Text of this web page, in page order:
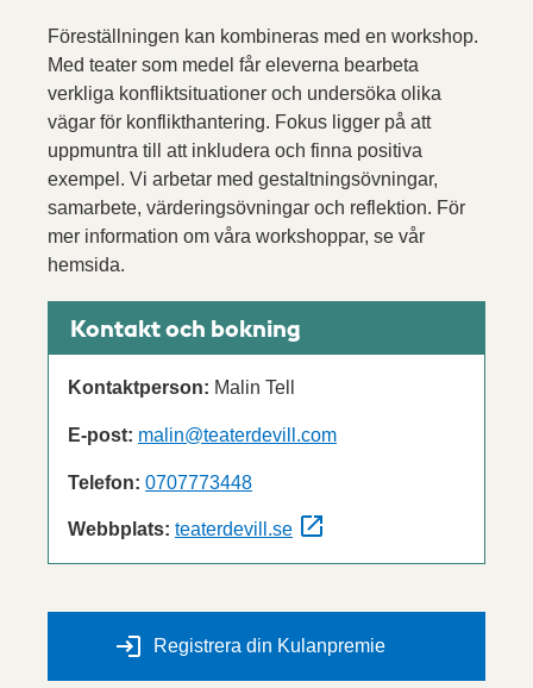
Föreställningen kan kombineras med en workshop.
Med teater som medel får eleverna bearbeta
verkliga konfliktsituationer och undersöka olika
vägar för konflikthantering. Fokus ligger på att
uppmuntra till att inkludera och finna positiva
exempel. Vi arbetar med gestaltningsövningar,
samarbete, värderingsövningar och reflektion. För
mer information om våra workshoppar, se vår
hemsida.
Kontakt och bokning
Kontaktperson: Malin Tell
E-post: malin@teaterdevill.com
Telefon: 0707773448
Webbplats: teaterdevill.se
Registrera din Kulanpremie